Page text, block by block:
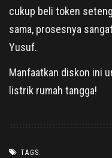
cukup beli token
sama, prosesnya
Yusuf.
Manfaatkan diskon ini
listrik rumah tangga!
TAGS: